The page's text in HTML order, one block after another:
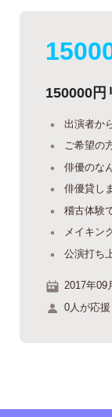
150000円
出演者か
ご希望の
俳優のな
俳優貸し
稽古体験
メイキン
公演打ち
2017年09
0人が応援